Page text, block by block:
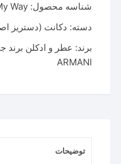
مای
وی
GIORGIO
ARMANI
شناسه محصول:Way
دسته: دکانت (دستریز
برند:
ARMANI
توضیحات